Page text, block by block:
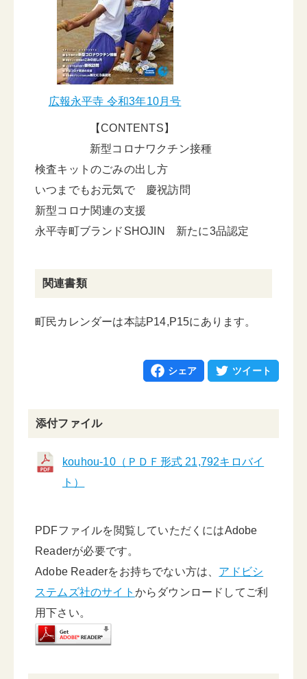
広報永平寺 令和3年10月号
【CONTENTS】
新型コロナワクチン接種
検査キットのごみの出し方
いつまでもお元気で 慶祝訪問
新型コロナ関連の支援
永平寺町ブランドSHOJIN 新たに3品認定
関連書類
町民カレンダーは本誌P14,P15にあります。
シェア ツイート
添付ファイル
kouhou-10（ＰＤＦ形式 21,792キロバイ
ト）
PDFファイルを閲覧していただくにはAdobe
Readerが必要です。
Adobe Readerをお持ちでない方は、 アドビシ
ステムズ社のサイト からダウンロードしてご利
用下さい。